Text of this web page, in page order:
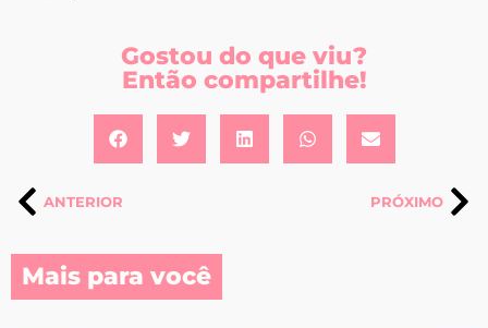
Gostou do que viu?
Então compartilhe!
ANTERIOR PRÓXIMO
Mais para você